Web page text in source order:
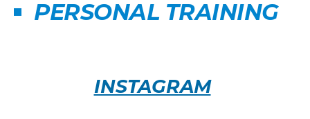
PERSONAL TRAINING
INSTAGRAM